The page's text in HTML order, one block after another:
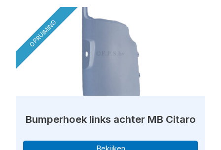
OPRUIMING
Bumperhoek links achter MB Citaro